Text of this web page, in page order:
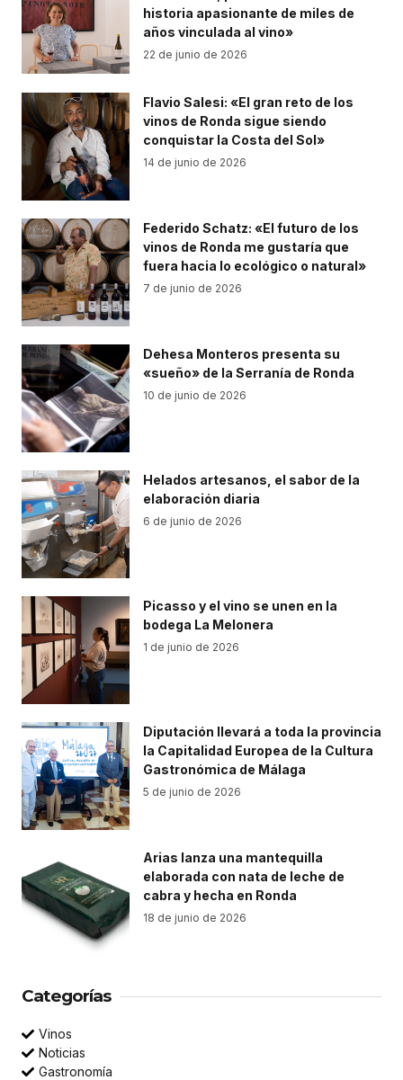
historia apasionante de miles de
años vinculada al vino»
22 de junio de 2026
Flavio Salesi: «El gran reto de los
vinos de Ronda sigue siendo
conquistar la Costa del Sol»
14 de junio de 2026
Federido Schatz: «El futuro de los
vinos de Ronda me gustaría que
fuera hacia lo ecológico o natural»
7 de junio de 2026
Dehesa Monteros presenta su
«sueño» de la Serranía de Ronda
10 de junio de 2026
Helados artesanos, el sabor de la
elaboración diaria
6 de junio de 2026
Picasso y el vino se unen en la
bodega La Melonera
1 de junio de 2026
Diputación llevará a toda la provincia
la Capitalidad Europea de la Cultura
Gastronómica de Málaga
5 de junio de 2026
Arias lanza una mantequilla
elaborada con nata de leche de
cabra y hecha en Ronda
18 de junio de 2026
Categorías
Vinos
Noticias
Gastronomía